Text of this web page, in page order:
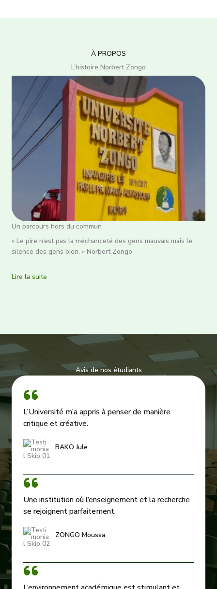
À PROPOS
L’histoire Norbert Zongo
Un parcours hors du commun
« Le pire n’est pas la méchanceté des gens mauvais mais le
silence des gens bien. » Norbert Zongo
Lire la suite
Avis de nos étudiants
L’Université m’a appris à penser de manière
critique et créative.
BAKO Jule
Une institution où l’enseignement et la recherche
se rejoignent parfaitement.
ZONGO Moussa